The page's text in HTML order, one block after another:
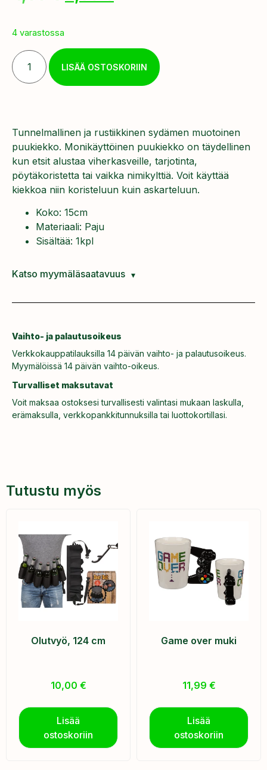
4 varastossa
LISÄÄ OSTOSKORIIN
Tunnelmallinen ja rustiikkinen sydämen muotoinen
puukiekko. Monikäyttöinen puukiekko on täydellinen
kun etsit alustaa viherkasveille, tarjotinta,
pöytäkoristetta tai vaikka nimikylttiä. Voit käyttää
kiekkoa niin koristeluun kuin askarteluun.
Koko: 15cm
Materiaali: Paju
Sisältää: 1kpl
Katso myymäläsaatavuus
Vaihto- ja palautusoikeus
Verkkokauppatilauksilla 14 päivän vaihto- ja palautusoikeus.
Myymälöissä 14 päivän vaihto-oikeus.
Turvalliset maksutavat
Voit maksaa ostoksesi turvallisesti valintasi mukaan laskulla,
erämaksulla, verkkopankkitunnuksilla tai luottokortillasi.
Tutustu myös
Olutvyö, 124 cm
10,00 €
Lisää
ostoskoriin
Game over muki
11,99 €
Lisää
ostoskoriin